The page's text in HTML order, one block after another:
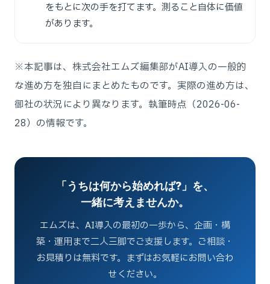
をもとに次の手を打てます。測ること自体に価値
があります。
※本記事は、株式会社エムズ編集部がAI導入の一般的
な進め方を独自にまとめたものです。実際の進め方は、
御社の状況により異なります。執筆時点（2026-06-
28）の情報です。
「うちは何から始めれば?」を、
一緒に考えませんか。
エムズは、AI導入の最初の一歩から、企画・構
築・運用まで二人三脚でご支援します。ご相談・
お見積りは無料です。まずはお気軽にお問い合わ
せください。